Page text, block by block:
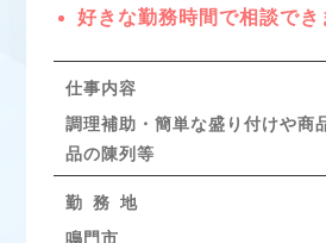
好きな勤務時間で相談でき
仕事内容
調理補助・簡単な盛り付けや商
品の陳列等
勤 務 地
鳴門市